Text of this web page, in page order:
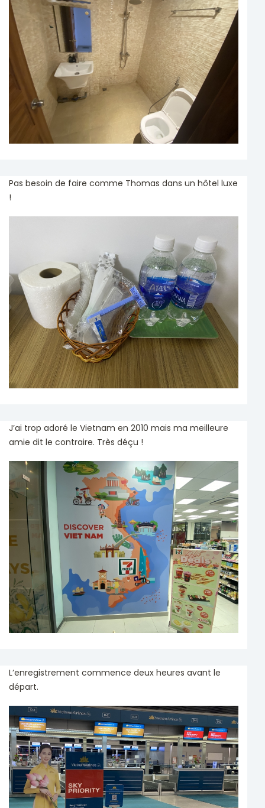
Pas besoin de faire comme Thomas dans un hôtel luxe
!
J’ai trop adoré le Vietnam en 2010 mais ma meilleure
amie dit le contraire. Très déçu !
L’enregistrement commence deux heures avant le
départ.